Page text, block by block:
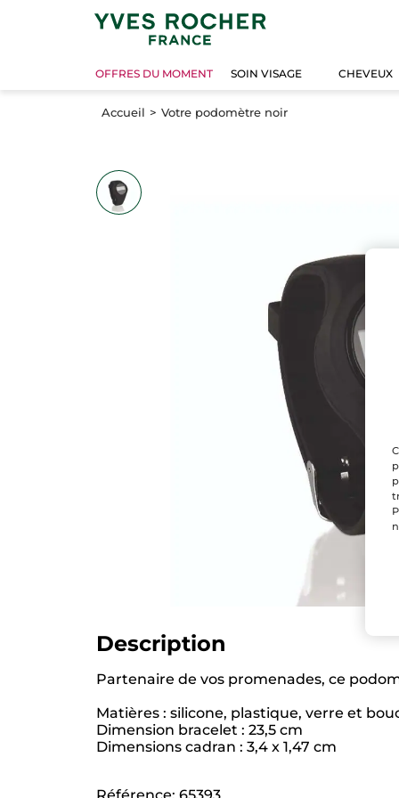
OFFRES DU MOMENT SOIN VISAGE CHEVEUX
Accueil Votre podomètre noir
Description
Partenaire de vos promenades, ce
Matières : silicone, plastique, verre et
Dimension bracelet : 23,5 cm
Dimensions cadran : 3,4 x 1,47 cm